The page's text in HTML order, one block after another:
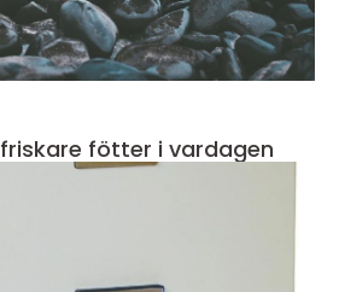
Fotvård i boden friskare fötter i vardagen